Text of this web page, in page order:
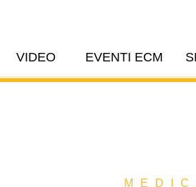
VIDEO EVENTI ECM